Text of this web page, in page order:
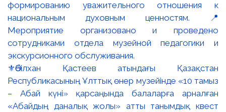
⚜️Әбілхан Қастеев атындағы Қазақстан
Республикасының Ұлттық өнер музейінде «10 тамыз
– Абай күні» қарсаңында балаларға арналған
«Абайдың даналық жолы» атты танымдық квест